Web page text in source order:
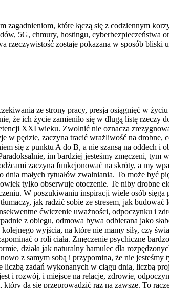
które łączą się z codziennym
5G, chmury, hostingu,
zostaje pokazana w sposób
ze strony pracy, presja osiągnięć w
że ich życie zamieniło się w długą listę rzeczy
XXI wieku. Zwolnić nie oznacza
w pędzie, zaczyna tracić wrażliwość na
się z punktu A do B, a nie szansą na oddech
im bardziej jesteśmy zmęczeni, tym
zaczyna funkcjonować na skróty, a my
małych rytuałów zwalniania. To może być
tylko obserwuje otoczenie. Te niby drobne
W poszukiwaniu inspiracji wiele osób
jak radzić sobie ze stresem, jak
ćwiczenie uważności, odpoczynku i
z obiegu, odmowa bywa odbierana jako
wyjścia, na które nie mamy siły, czy
o roli ciała. Zmęczenie psychiczne
działa jak naturalny hamulec dla
z samym sobą i przypomina, że nie
zadań wykonanych w ciągu dnia, liczbą
i rozwój, i miejsce na relacje, zdrowie,
da się przeprowadzić raz na zawsze. To